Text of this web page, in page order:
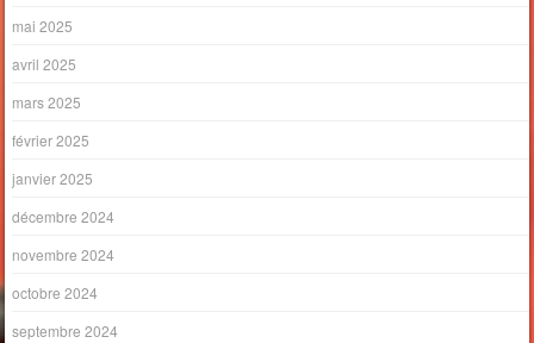
mai 2025
avril 2025
mars 2025
février 2025
janvier 2025
décembre 2024
novembre 2024
octobre 2024
septembre 2024